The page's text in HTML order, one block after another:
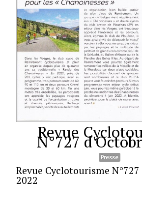
Revue
N°727
Presse
Revue Cyclotourisme
2022